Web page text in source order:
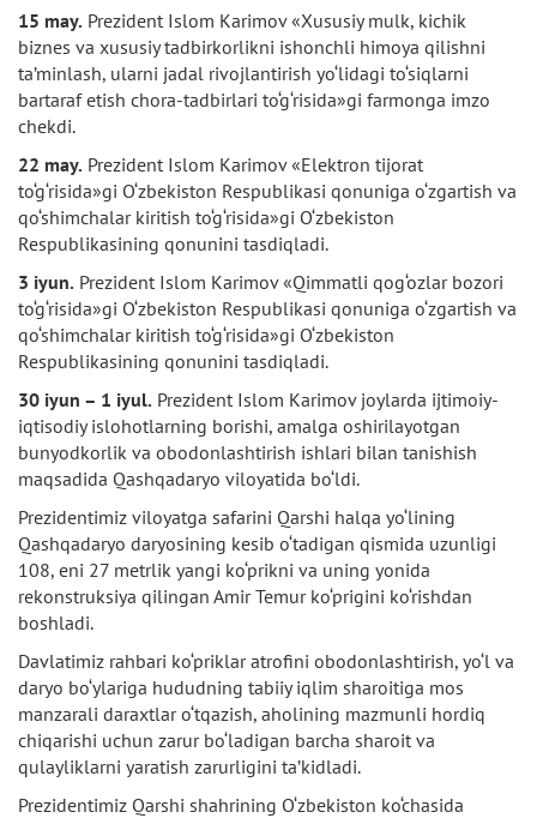
15 may. Prezident Islom Karimov «Xususiy mulk, kichik
biznes va xususiy tadbirkorlikni ishonchli himoya qilishni
ta’minlash, ularni jadal rivojlantirish yo‘lidagi to‘siqlarni
bartaraf etish chora-tadbirlari to‘g‘risida»gi farmonga imzo
chekdi.
22 may. Prezident Islom Karimov «Elektron tijorat
to‘g‘risida»gi O‘zbekiston Respublikasi qonuniga o‘zgartish va
qo‘shimchalar kiritish to‘g‘risida»gi O‘zbekiston
Respublikasining qonunini tasdiqladi.
3 iyun. Prezident Islom Karimov «Qimmatli qog‘ozlar bozori
to‘g‘risida»gi O‘zbekiston Respublikasi qonuniga o‘zgartish va
qo‘shimchalar kiritish to‘g‘risida»gi O‘zbekiston
Respublikasining qonunini tasdiqladi.
30 iyun – 1 iyul. Prezident Islom Karimov joylarda ijtimoiy-
iqtisodiy islohotlarning borishi, amalga oshirilayotgan
bunyodkorlik va obodonlashtirish ishlari bilan tanishish
maqsadida Qashqadaryo viloyatida bo‘ldi.
Prezidentimiz viloyatga safarini Qarshi halqa yo‘lining
Qashqadaryo daryosining kesib o‘tadigan qismida uzunligi
108, eni 27 metrlik yangi ko‘prikni va uning yonida
rekonstruksiya qilingan Amir Temur ko‘prigini ko‘rishdan
boshladi.
Davlatimiz rahbari ko‘priklar atrofini obodonlashtirish, yo‘l va
daryo bo‘ylariga hududning tabiiy iqlim sharoitiga mos
manzarali daraxtlar o‘tqazish, aholining mazmunli hordiq
chiqarishi uchun zarur bo‘ladigan barcha sharoit va
qulayliklarni yaratish zarurligini ta’kidladi.
Prezidentimiz Qarshi shahrining O‘zbekiston ko‘chasida